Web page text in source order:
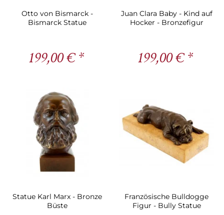
Otto von Bismarck -
Bismarck Statue
199,00 € *
Juan Clara Baby - Kind auf
Hocker - Bronzefigur
199,00 € *
Statue Karl Marx - Bronze
Büste
Französische Bulldogge
Figur - Bully Statue